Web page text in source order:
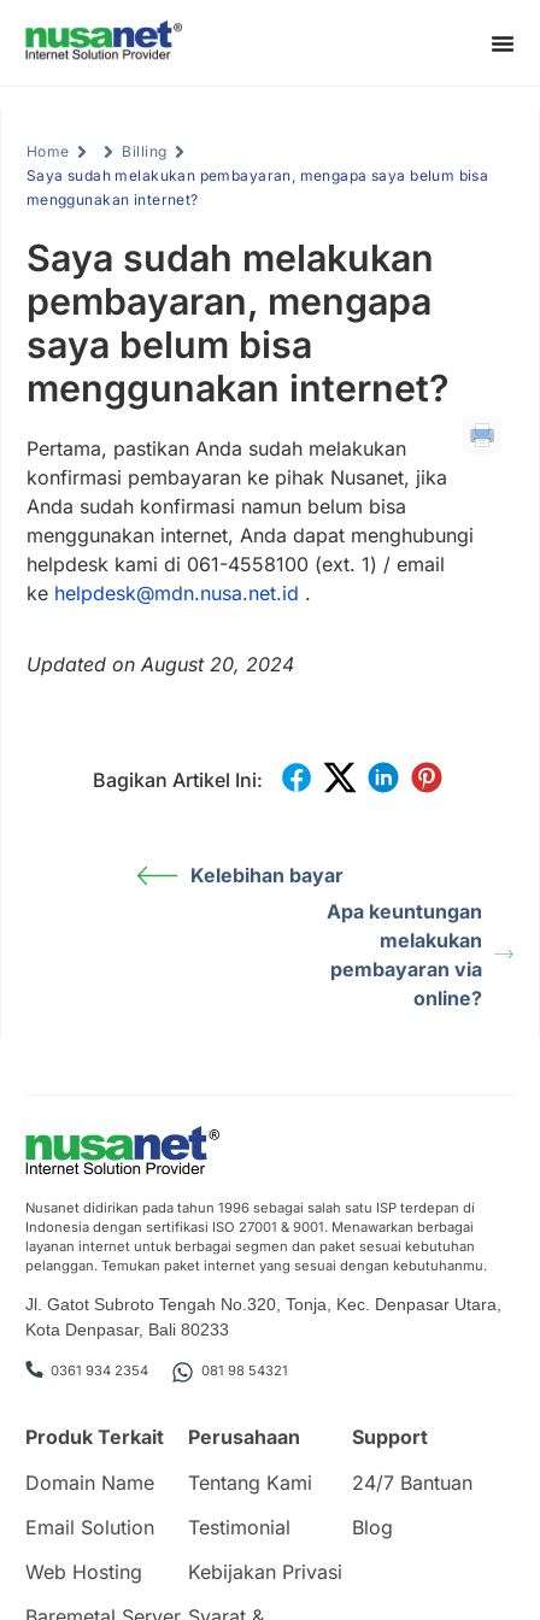
Home
Billing
Saya sudah melakukan pembayaran, mengapa saya belum bisa
menggunakan internet?
Saya sudah melakukan
pembayaran, mengapa
saya belum bisa
menggunakan internet?
Pertama, pastikan Anda sudah melakukan
konfirmasi pembayaran ke pihak Nusanet, jika
Anda sudah konfirmasi namun belum bisa
menggunakan internet, Anda dapat menghubungi
helpdesk kami di 061-4558100 (ext. 1) / email
ke helpdesk@mdn.nusa.net.id .
Updated on August 20, 2024
Bagikan Artikel Ini:
Kelebihan bayar
Apa keuntungan
melakukan
pembayaran via
online?
Nusanet didirikan pada tahun 1996 sebagai salah satu ISP terdepan di
Indonesia dengan sertifikasi ISO 27001 & 9001. Menawarkan berbagai
layanan internet untuk berbagai segmen dan paket sesuai kebutuhan
pelanggan. Temukan paket internet yang sesuai dengan kebutuhanmu.
Jl. Gatot Subroto Tengah No.320, Tonja, Kec. Denpasar Utara,
Kota Denpasar, Bali 80233
0361 934 2354 081 98 54321
Produk Terkait
Domain Name
Email Solution
Web Hosting
Perusahaan
Tentang Kami
Testimonial
Kebijakan Privasi
Support
24/7 Bantuan
Blog